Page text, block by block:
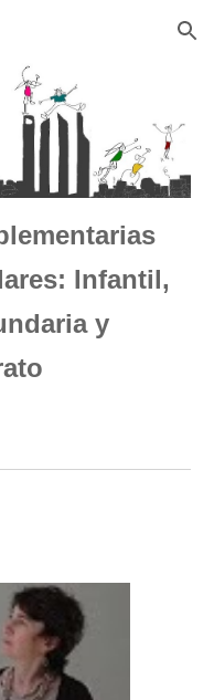
Skip to navigation
Infantil,
y